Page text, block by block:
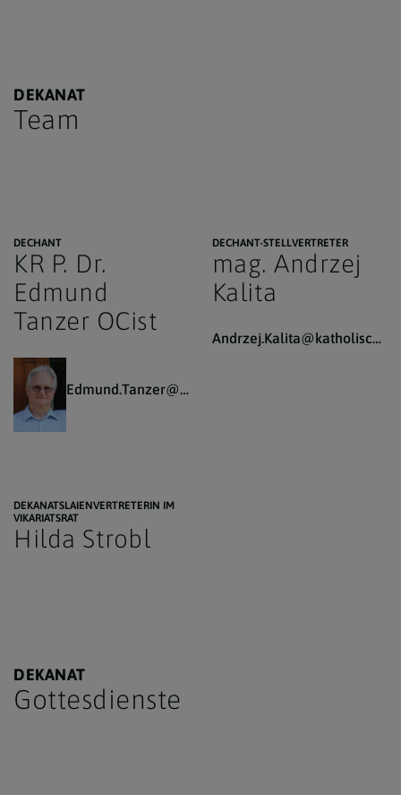
DEKANAT
Team
DECHANT
KR P. Dr.
Edmund
Tanzer OCist
Edmund.Tanzer@katholischekirche.at
DECHANT-STELLVERTRETER
mag. Andrzej
Kalita
Andrzej.Kalita@katholischekirche.at
DEKANATSLAIENVERTRETERIN IM
VIKARIATSRAT
Hilda Strobl
DEKANAT
Gottesdienste